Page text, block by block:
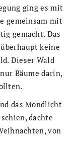
ging es mit
gemeinsam mit
gemacht. Das
keine
Dieser Wald
Bäume darin,
das Mondlicht
dachte
von